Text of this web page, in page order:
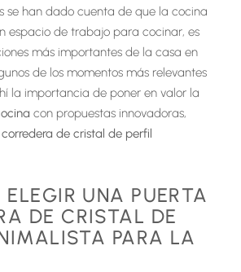
se han dado cuenta de que la cocina
espacio de trabajo para cocinar, es
más importantes de la casa en
de los momentos más relevantes
la importancia de poner en valor la
con propuestas innovadoras,
de cristal de perfil
ELEGIR UNA PUERTA
DE CRISTAL DE
PARA LA